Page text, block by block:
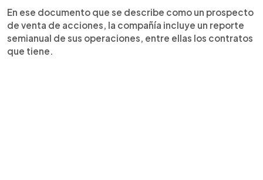
En ese documento que se describe como un prospecto
de venta de acciones, la compañía incluye un reporte
semianual de sus operaciones, entre ellas los contratos
que tiene.